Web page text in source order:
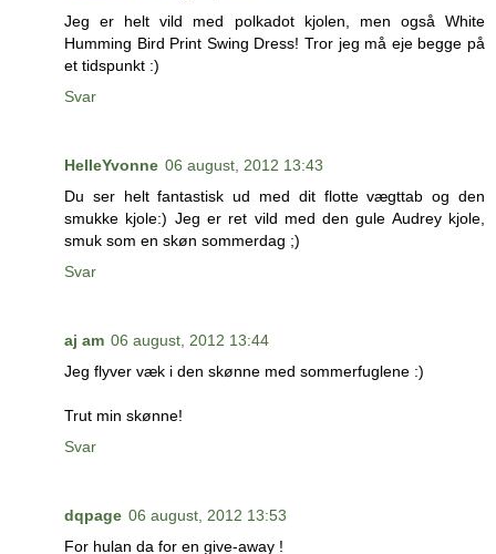
Jeg er helt vild med polkadot kjolen, men også White
Humming Bird Print Swing Dress! Tror jeg må eje begge på
et tidspunkt :)
Svar
HelleYvonne 06 august, 2012 13:43
Du ser helt fantastisk ud med dit flotte vægttab og den
smukke kjole:) Jeg er ret vild med den gule Audrey kjole,
smuk som en skøn sommerdag ;)
Svar
aj am 06 august, 2012 13:44
Jeg flyver væk i den skønne med sommerfuglene :)
Trut min skønne!
Svar
dqpage 06 august, 2012 13:53
For hulan da for en give-away !